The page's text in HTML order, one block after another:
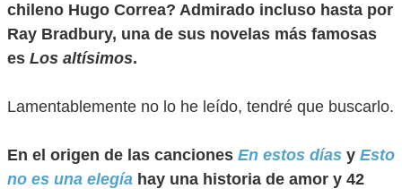
chileno Hugo Correa? Admirado incluso hasta por
Ray Bradbury, una de sus novelas más famosas
es Los altísimos.
Lamentablemente no lo he leído, tendré que buscarlo.
En el origen de las canciones En estos días y Esto
no es una elegía hay una historia de amor y 42